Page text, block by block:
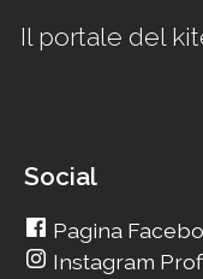
Il portale del
Social
Pagina
Instagram